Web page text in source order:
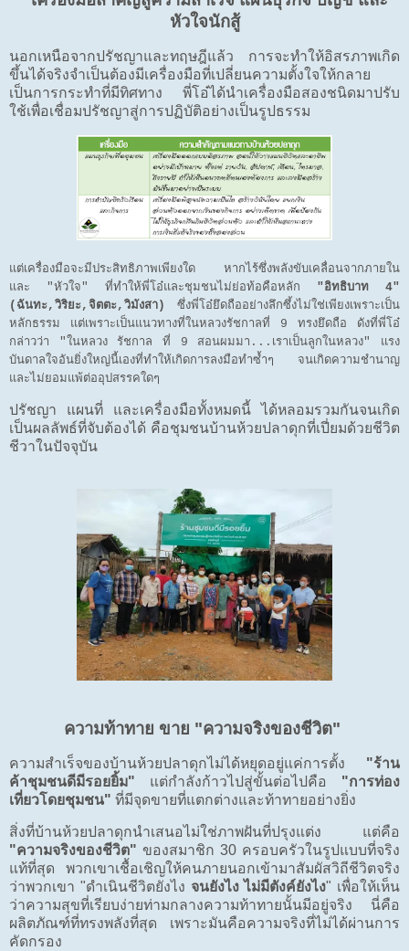
หัวใจนักสู้
นอกเหนือจากปรัชญาและทฤษฎีแล้ว การจะทำให้อิสรภาพเกิด
ขึ้นได้จริงจำเป็นต้องมีเครื่องมือที่เปลี่ยนความตั้งใจให้กลาย
เป็นการกระทำที่มีทิศทาง พี่โอ๋ได้นำเครื่องมือสองชนิดมาปรับ
ใช้เพื่อเชื่อมปรัชญาสู่การปฏิบัติอย่างเป็นรูปธรรม
แต่เครื่องมือจะมีประสิทธิภาพเพียงใด หากไร้ซึ่งพลังขับเคลื่อนจากภายใน
และ "หัวใจ" ที่ทำให้พี่โอ๋และชุมชนไม่ย่อท้อคือหลัก "อิทธิบาท 4"
(ฉันทะ,วิริยะ,จิตตะ,วิมังสา)
ซึ่งพี่โอ๋ยึดถืออย่างลึกซึ้งไม่ใช่เพียงเพราะเป็น
หลักธรรม แต่เพราะเป็นแนวทางที่ในหลวงรัชกาลที่ 9 ทรงยึดถือ ดังที่พี่โอ๋
กล่าวว่า "ในหลวง รัชกาล ที่ 9 สอนผมมา...เราเป็นลูกในหลวง" แรง
บันดาลใจอันยิ่งใหญ่นี้เองที่ทำให้เกิดการลงมือทำซ้ำๆ จนเกิดความชำนาญ
และไม่ยอมแพ้ต่ออุปสรรคใดๆ
ปรัชญา แผนที่ และเครื่องมือทั้งหมดนี้ ได้หลอมรวมกันจนเกิด
เป็นผลลัพธ์ที่จับต้องได้ คือชุมชนบ้านห้วยปลาดุกที่เปี่ยมด้วยชีวิต
ชีวาในปัจจุบัน
ความท้าทาย ขาย "ความจริงของชีวิต"
ความสำเร็จของบ้านห้วยปลาดุกไม่ได้หยุดอยู่แค่การตั้ง "ร้าน
ค้าชุมชนดีมีรอยยิ้ม" แต่กำลังก้าวไปสู่ขั้นต่อไปคือ "การท่อง
เที่ยวโดยชุมชน" ที่มีจุดขายที่แตกต่างและท้าทายอย่างยิ่ง
สิ่งที่บ้านห้วยปลาดุกนำเสนอไม่ใช่ภาพฝันที่ปรุงแต่ง แต่คือ
"ความจริงของชีวิต" ของสมาชิก 30 ครอบครัวในรูปแบบที่จริง
แท้ที่สุด พวกเขาเชื้อเชิญให้คนภายนอกเข้ามาสัมผัสวิถีชีวิตจริง
ว่าพวกเขา "ดำเนินชีวิตยังไง จนยังไง ไม่มีตังค์ยังไง" เพื่อให้เห็น
ว่าความสุขที่เรียบง่ายท่ามกลางความท้าทายนั้นมีอยู่จริง นี่คือ
ผลิตภัณฑ์ที่ทรงพลังที่สุด เพราะมันคือความจริงที่ไม่ได้ผ่านการ
คัดกรอง